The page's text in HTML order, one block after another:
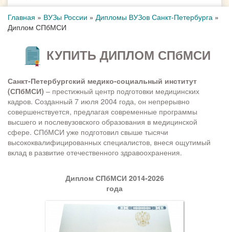
Главная » ВУЗы России » Дипломы ВУЗов Санкт-Петербурга »
Диплом СПбМСИ
КУПИТЬ ДИПЛОМ СПбМСИ
Санкт-Петербургский медико-социальный институт
(СПбМСИ) – престижный центр подготовки медицинских
кадров. Созданный 7 июля 2004 года, он непрерывно
совершенствуется, предлагая современные программы
высшего и послевузовского образования в медицинской
сфере. СПбМСИ уже подготовил свыше тысячи
высококвалифицированных специалистов, внеся ощутимый
вклад в развитие отечественного здравоохранения.
Диплом СПбМСИ 2014-2026
года